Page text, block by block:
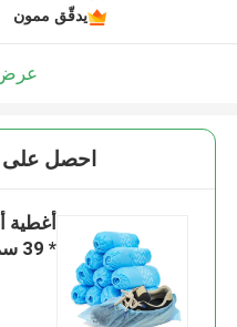
يدقّق ممون
عرض
احصل
* 39 سم مستدامة